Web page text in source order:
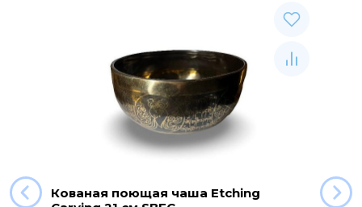
Кованая поющая чаша Etching